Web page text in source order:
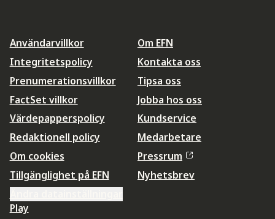
Användarvillkor
Integritetspolicy
Prenumerationsvillkor
FactSet villkor
Värdepapperspolicy
Redaktionell policy
Om cookies
Tillgänglighet på EFN
Om EFN
Kontakta oss
Tipsa oss
Jobba hos oss
Kundservice
Medarbetare
Pressrum
Nyhetsbrev
Play